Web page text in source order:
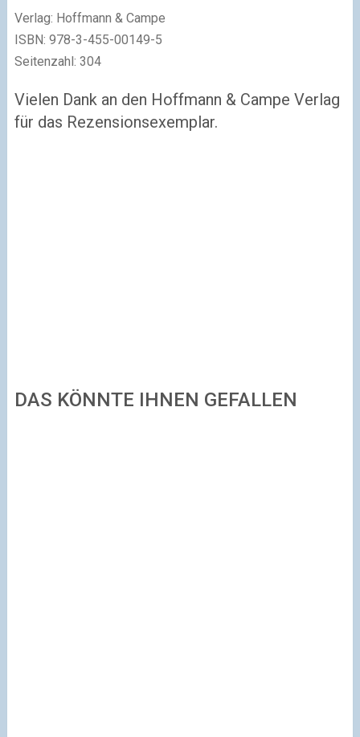
Verlag: Hoffmann & Campe
ISBN: 978-3-455-00149-5
Seitenzahl: 304
Vielen Dank an den Hoffmann & Campe Verlag
für das Rezensionsexemplar.
DAS KÖNNTE IHNEN GEFALLEN